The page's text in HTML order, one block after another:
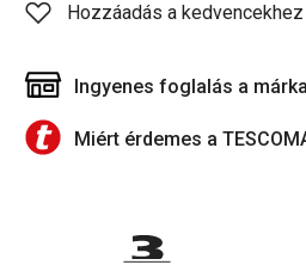
Hozzáadás a kedvencekhez
Ingyenes foglalás a
Miért érdemes a